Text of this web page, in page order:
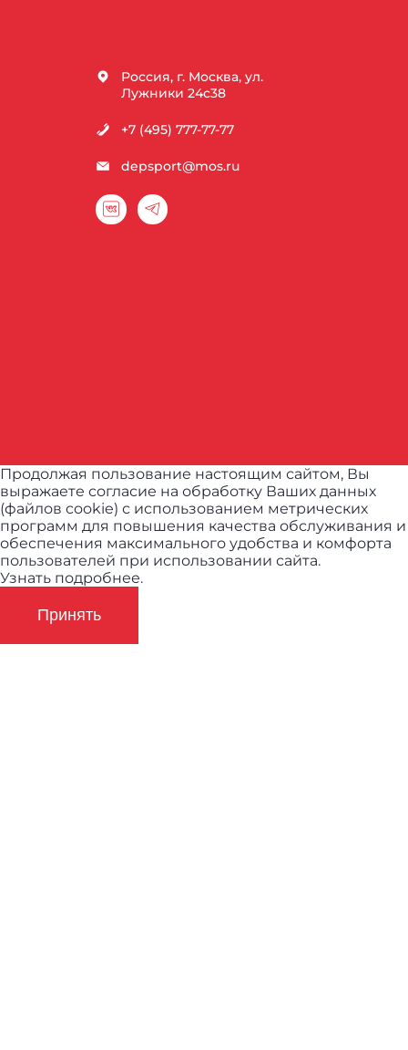
Россия, г. Москва, ул.
Лужники 24с38
+7 (495) 777-77-77
depsport@mos.ru
Продолжая пользование настоящим сайтом, Вы
выражаете согласие на обработку Ваших данных
(файлов cookie) с использованием метрических
программ для повышения качества обслуживания и
обеспечения максимального удобства и комфорта
пользователей при использовании сайта.
Узнать подробнее.
Принять